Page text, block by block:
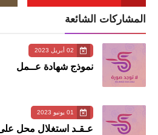
المشاركات الشائعة
02 أبريل 2023
نموذج شهادة عــمل
01 يونيو 2023
عـقـد استغلال محل